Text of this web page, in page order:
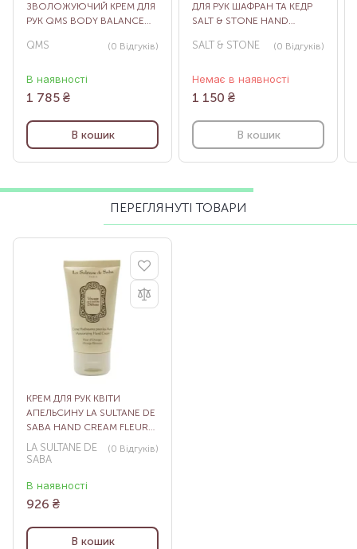
ЗВОЛОЖУЮЧИЙ КРЕМ ДЛЯ
РУК QMS BODY BALANCE
75 МЛ
QMS (0 Відгуків)
В наявності
1 785 ₴
В кошик
ДЛЯ РУК ШАФРАН ТА КЕДР
SALT & STONE HAND
SALT & STONE (0 Відгуків)
Немає в наявності
1 150 ₴
В кошик
ПЕРЕГЛЯНУТІ ТОВАРИ
КРЕМ ДЛЯ РУК КВІТИ
АПЕЛЬСИНУ LA SULTANE DE
SABA HAND CREAM FLEURS
D’ORANGER, 50 МЛ
LA SULTANE DE
SABA
(0 Відгуків)
В наявності
926 ₴
В кошик